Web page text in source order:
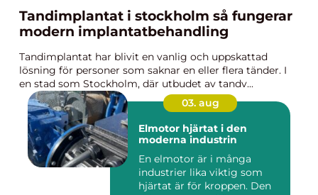
Tandimplantat i stockholm så fungerar
modern implantatbehandling
Tandimplantat har blivit en vanlig och uppskattad
lösning för personer som saknar en eller flera tänder. I
en stad som Stockholm, där utbudet av tandv...
03. aug
Elmotor hjärtat i den
moderna industrin
En elmotor är i många
industrier lika viktig som
hjärtat är för kroppen. Den